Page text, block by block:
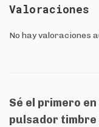
Valoraciones
No hay valoraciones
Sé el primero
pulsador timbre